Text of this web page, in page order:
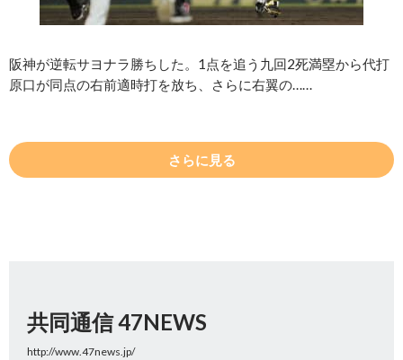
阪神が逆転サヨナラ勝ちした。1点を追う九回2死満塁から代打
原口が同点の右前適時打を放ち、さらに右翼の……
さらに見る
共同通信 47NEWS
http://www.47news.jp/